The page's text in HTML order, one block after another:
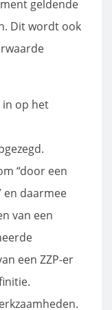
geldende
Dit wordt ook
in op het
“door een
en daarmee
van een
een ZZP-er